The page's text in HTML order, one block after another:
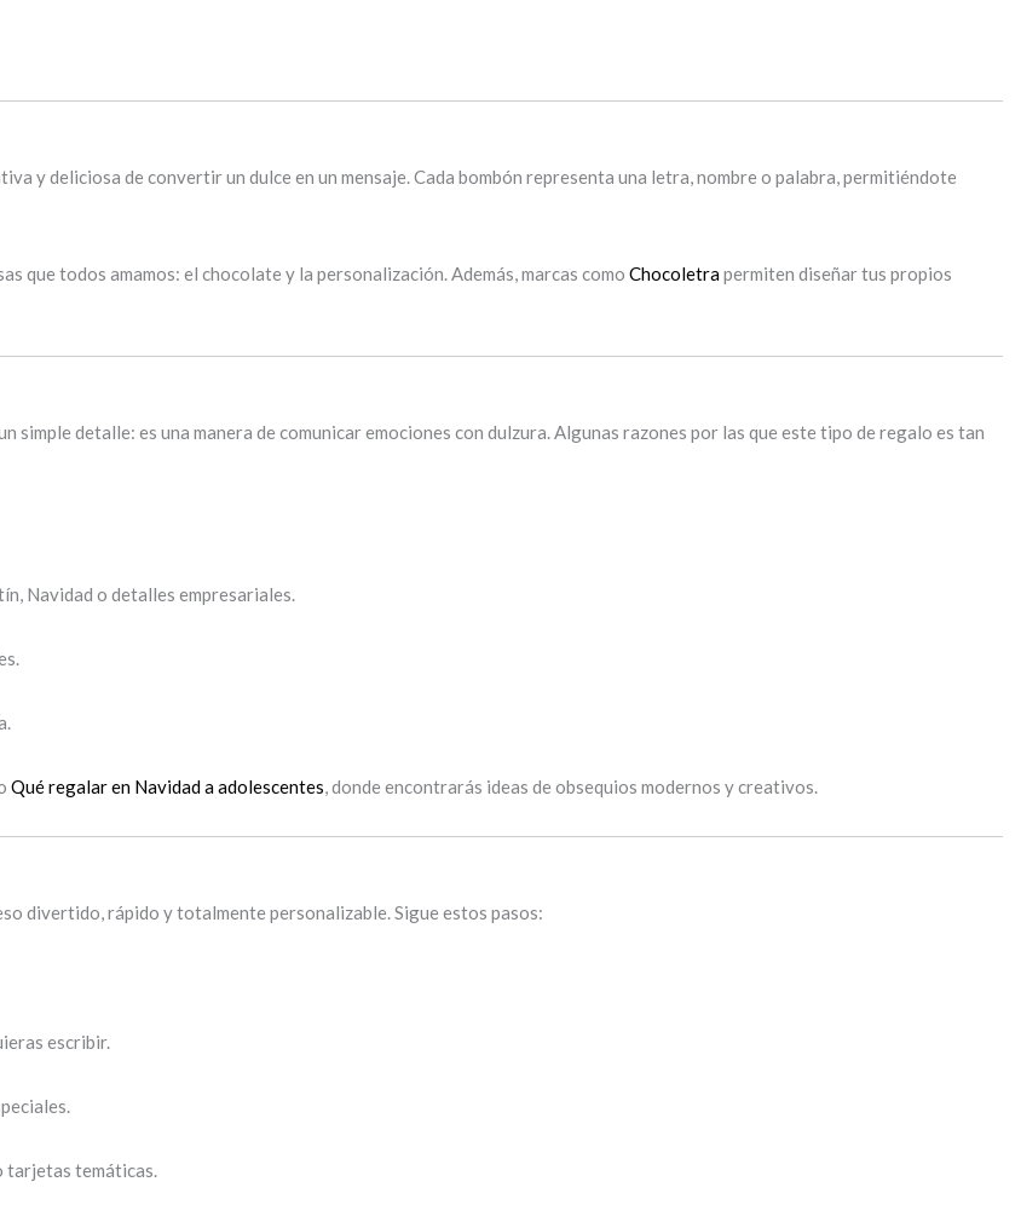
y deliciosa de convertir un dulce en un mensaje. Cada bombón representa una letra, nombre o palabra, permitiéndote
que todos amamos: el chocolate y la personalización. Además, marcas como Chocoletrapermiten diseñar tus propios
simple detalle: es una manera de comunicar emociones con dulzura. Algunas razones por las que este tipo de regalo es tan
Navidad o detalles empresariales.
Qué regalar en Navidad a adolescentes, donde encontrarás ideas de obsequios modernos y creativos.
divertido, rápido y totalmente personalizable. Sigue estos pasos:
escribir.
tarjetas temáticas.